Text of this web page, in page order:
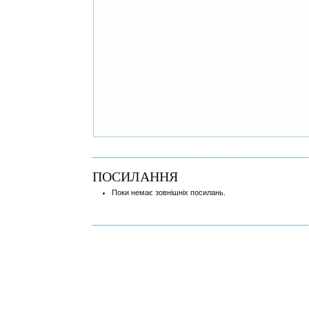
ПОСИЛАННЯ
Поки немає зовнішніх посилань.